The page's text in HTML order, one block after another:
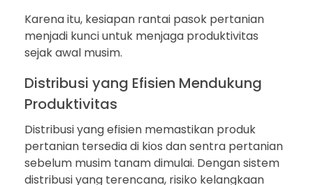
Karena itu, kesiapan rantai pasok pertanian
menjadi kunci untuk menjaga produktivitas
sejak awal musim.
Distribusi yang Efisien Mendukung
Produktivitas
Distribusi yang efisien memastikan produk
pertanian tersedia di kios dan sentra pertanian
sebelum musim tanam dimulai. Dengan sistem
distribusi yang terencana, risiko kelangkaan